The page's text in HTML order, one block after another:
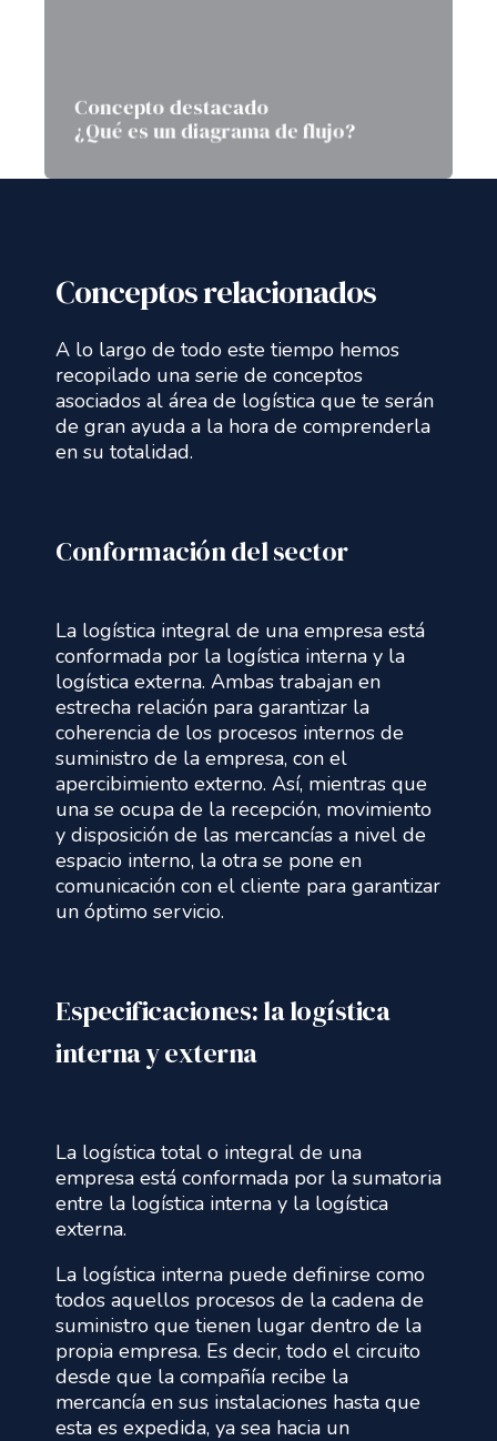
Concepto destacado
¿Qué es un diagrama de flujo?
Conceptos relacionados
A lo largo de todo este tiempo hemos
recopilado una serie de conceptos
asociados al área de logística que te serán
de gran ayuda a la hora de comprenderla
en su totalidad.
Conformación del sector
La logística integral de una empresa está
conformada por la logística interna y la
logística externa. Ambas trabajan en
estrecha relación para garantizar la
coherencia de los procesos internos de
suministro de la empresa, con el
apercibimiento externo. Así, mientras que
una se ocupa de la recepción, movimiento
y disposición de las mercancías a nivel de
espacio interno, la otra se pone en
comunicación con el cliente para garantizar
un óptimo servicio.
Especificaciones: la logística
interna y externa
La logística total o integral de una
empresa está conformada por la sumatoria
entre la logística interna y la logística
externa.
La logística interna puede definirse como
todos aquellos procesos de la cadena de
suministro que tienen lugar dentro de la
propia empresa. Es decir, todo el circuito
desde que la compañía recibe la
mercancía en sus instalaciones hasta que
esta es expedida, ya sea hacia un